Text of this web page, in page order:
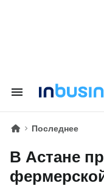
Последнее
В Астане